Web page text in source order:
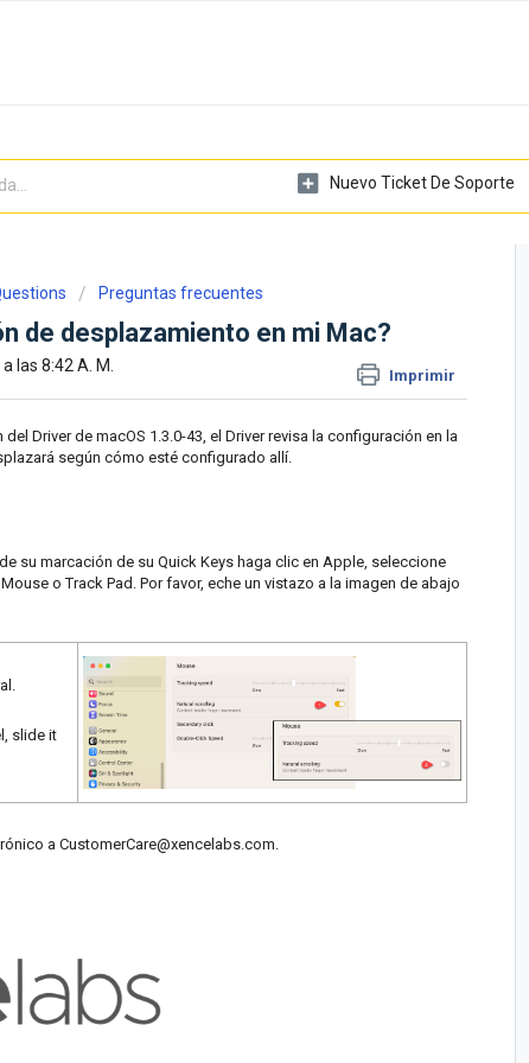
Nuevo Ticket De Soporte
Preguntas frecuentes
de desplazamiento en mi Mac?
Imprimir
las 8:42 A. M.
Driver de macOS 1.3.0-43, el Driver revisa la configuración en la
según cómo esté configurado allí.
su marcación de su Quick Keys haga clic en Apple, seleccione
o Track Pad. Por favor, eche un vistazo a la imagen de abajo
slide it
a CustomerCare@xencelabs.com